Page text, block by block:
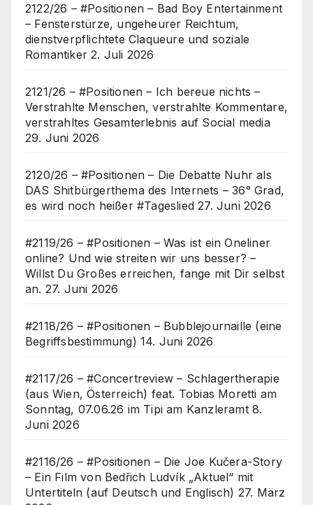
2122/26 – #Positionen – Bad Boy Entertainment
– Fensterstürze, ungeheurer Reichtum,
dienstverpflichtete Claqueure und soziale
Romantiker 2. Juli 2026
2121/26 – #Positionen – Ich bereue nichts –
Verstrahlte Menschen, verstrahlte Kommentare,
verstrahltes Gesamterlebnis auf Social media
29. Juni 2026
2120/26 – #Positionen – Die Debatte Nuhr als
DAS Shitbürgerthema des Internets – 36° Grad,
es wird noch heißer #Tageslied 27. Juni 2026
#2119/26 – #Positionen – Was ist ein Oneliner
online? Und wie streiten wir uns besser? –
Willst Du Großes erreichen, fange mit Dir selbst
an. 27. Juni 2026
#2118/26 – #Positionen – Bubblejournaille (eine
Begriffsbestimmung) 14. Juni 2026
#2117/26 – #Concertreview – Schlagertherapie
(aus Wien, Österreich) feat. Tobias Moretti am
Sonntag, 07.06.26 im Tipi am Kanzleramt 8.
Juni 2026
#2116/26 – #Positionen – Die Joe Kučera-Story
– Ein Film von Bedřich Ludvík „Aktuel“ mit
Untertiteln (auf Deutsch und Englisch) 27. März